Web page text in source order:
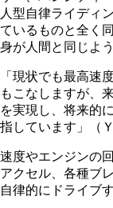
人型自律ライディ
ているものと全く
身が人間と同じよ
「現状でも最高速
もこなしますが、
を実現し、将来的
指しています」（
速度やエンジンの
アクセル、各種ブ
自律的にドライブ